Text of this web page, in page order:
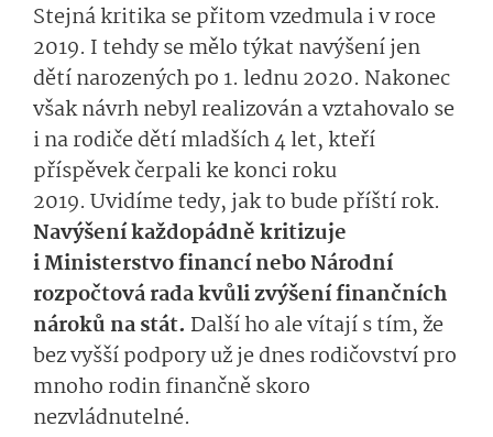
Stejná kritika se přitom vzedmula i v roce
2019. I tehdy se mělo týkat navýšení jen
dětí narozených po 1. lednu 2020. Nakonec
však návrh nebyl realizován a vztahovalo se
i na rodiče dětí mladších 4 let, kteří
příspěvek čerpali ke konci roku
2019. Uvidíme tedy, jak to bude příští rok.
Navýšení každopádně kritizuje
i Ministerstvo financí nebo Národní
rozpočtová rada kvůli zvýšení finančních
nároků na stát. Další ho ale vítají s tím, že
bez vyšší podpory už je dnes rodičovství pro
mnoho rodin finančně skoro
nezvládnutelné.